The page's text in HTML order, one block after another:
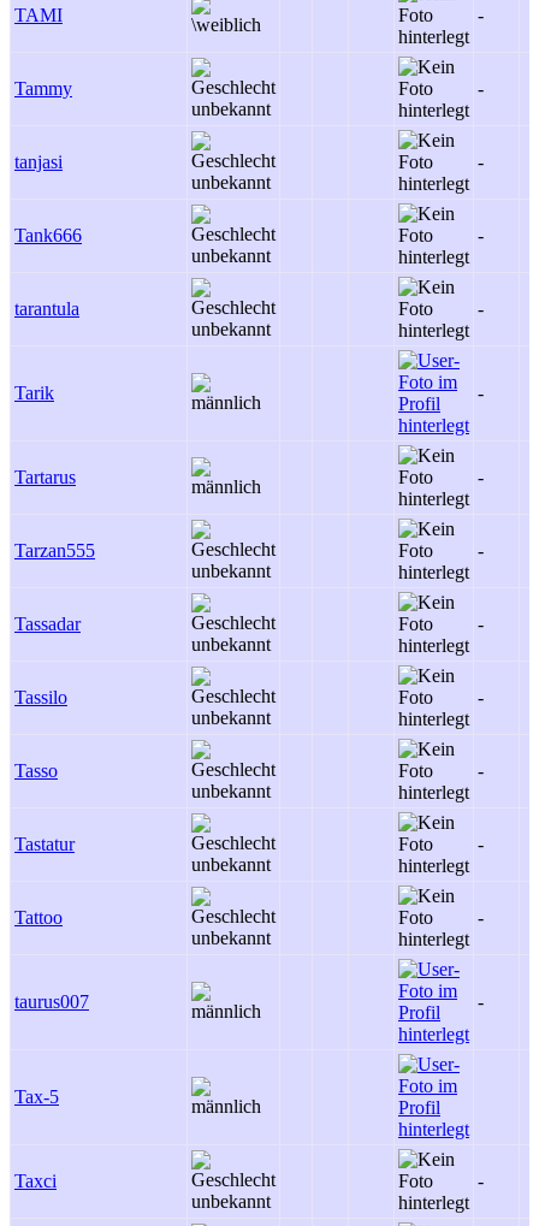
TAMI -
Tammy -
tanjasi -
Tank666 -
tarantula -
Tarik -
Tartarus -
Tarzan555 -
Tassadar -
Tassilo -
Tasso -
Tastatur -
Tattoo -
taurus007 -
Tax-5
Taxci -